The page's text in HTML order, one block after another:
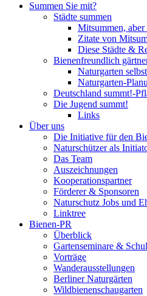
Summen Sie mit?
Städte summen
Mitsummen, aber
Zitate von
Diese Städte &
Bienenfreundlich
Naturgarten
Naturgarten-
Deutschland summt!-
Die Jugend summt!
Links
Über uns
Die Initiative für den
Naturschützer als
Das Team
Auszeichnungen
Kooperationspartner
Förderer & Sponsoren
Naturschutz Jobs und
Linktree
Bienen-PR
Überblick
Gartenseminare &
Vorträge
Wanderausstellungen
Berliner Naturgärten
Wildbienenschaugarten